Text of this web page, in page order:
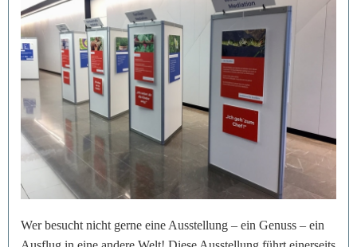
Wer besucht nicht gerne eine Ausstellung – ein Genuss – ein